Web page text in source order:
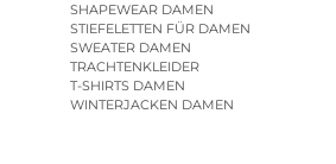
SHAPEWEAR DAMEN
STIEFELETTEN FÜR DAMEN
SWEATER DAMEN
TRACHTENKLEIDER
T-SHIRTS DAMEN
WINTERJACKEN DAMEN